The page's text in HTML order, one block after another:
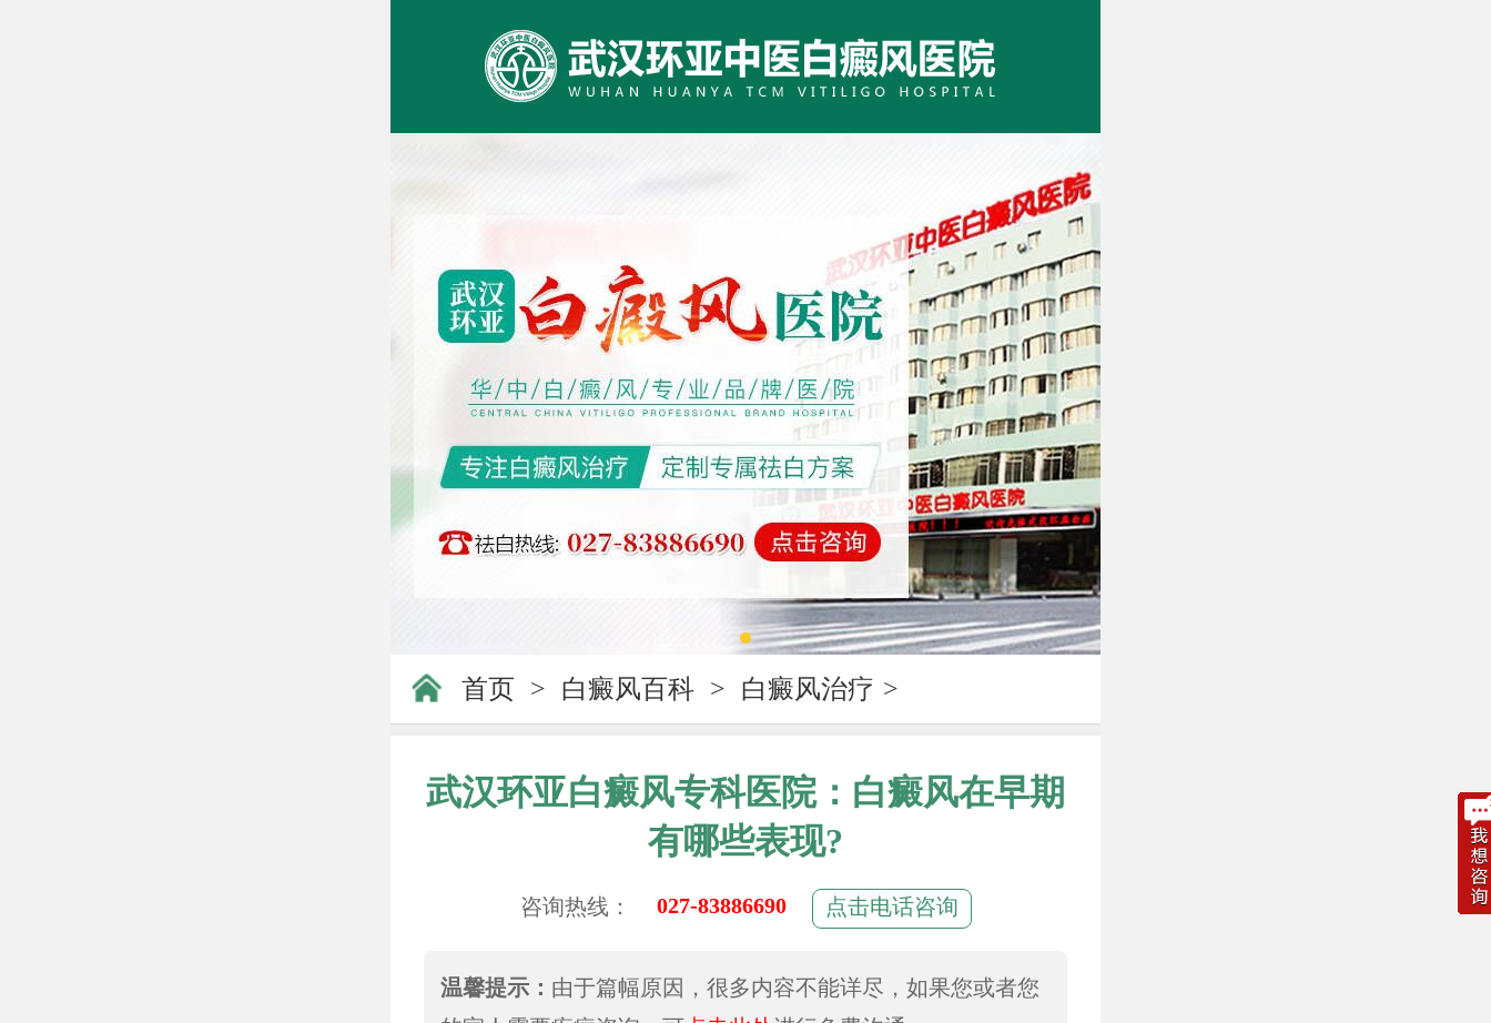
首页 > 白癜风百科 > 白癜风治疗 >
武汉环亚白癜风专科医院：白癜风在早期
有哪些表现?
咨询热线： 027-83886690 点击电话咨询
温馨提示： 由于篇幅原因，很多内容不能详尽，如果您或者您